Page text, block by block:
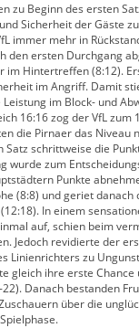
zu Beginn des ersten
Sicherheit der Gäste
immer mehr in
den ersten Durchgang
im Hintertreffen (8:12).
im Angriff. Damit
im Block- und
16:16 zog der VfL zum
die Pirnaer das Niveau
schrittweise die
wurde zum
Punkte
(8:8) und geriet danach
In einem
auf, schien beim
Jedoch revidierte der
Linienrichters zu
gleich ihre erste Chance
Danach bestanden
über die